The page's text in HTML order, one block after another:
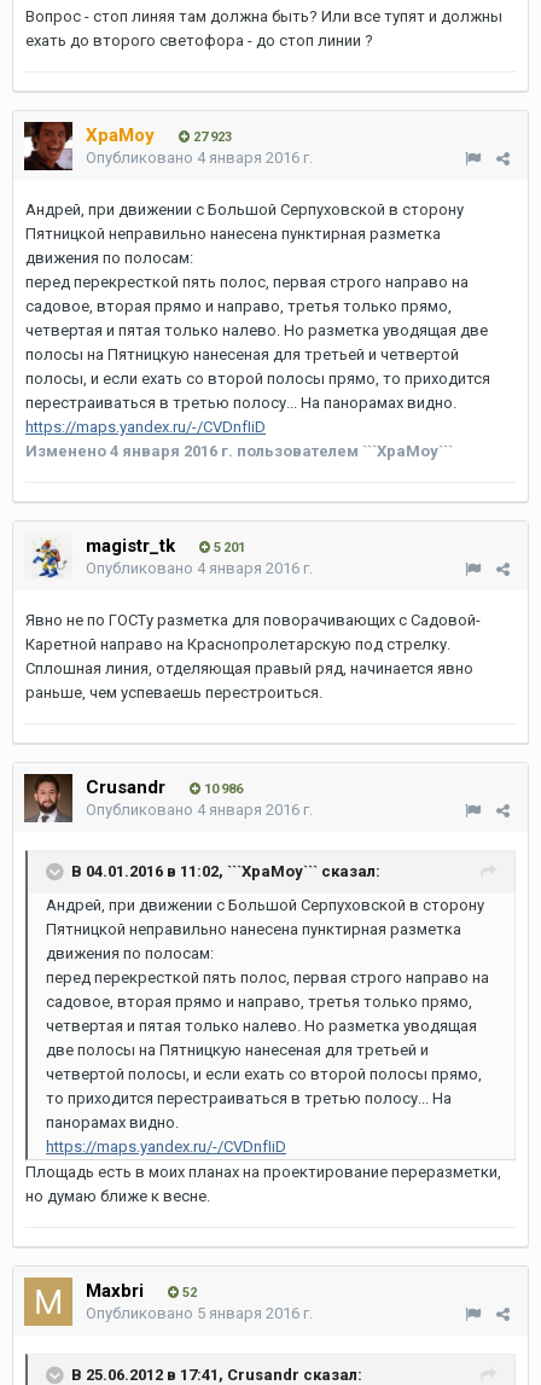
Вопрос - стоп линяя там должна быть? Или все тупят и должны
ехать до второго светофора - до стоп линии ?
XpaMoy 27 923
Опубликовано 4 января 2016 г.
Андрей, при движении с Большой Серпуховской в сторону
Пятницкой неправильно нанесена пунктирная разметка
движения по полосам:
перед перекресткой пять полос, первая строго направо на
садовое, вторая прямо и направо, третья только прямо,
четвертая и пятая только налево. Но разметка уводящая две
полосы на Пятницкую нанесеная для третьей и четвертой
полосы, и если ехать со второй полосы прямо, то приходится
перестраиваться в третью полосу... На панорамах видно.
https://maps.yandex.ru/-/CVDnfIiD
Изменено 4 января 2016 г. пользователем ```XpaMoy```
magistr_tk 5 201
Опубликовано 4 января 2016 г.
Явно не по ГОСТу разметка для поворачивающих с Садовой-
Каретной направо на Краснопролетарскую под стрелку.
Сплошная линия, отделяющая правый ряд, начинается явно
раньше, чем успеваешь перестроиться.
Crusandr 10 986
Опубликовано 4 января 2016 г.
В 04.01.2016 в 11:02, ```XpaMoy``` сказал:
Андрей, при движении с Большой Серпуховской в сторону
Пятницкой неправильно нанесена пунктирная разметка
движения по полосам:
перед перекресткой пять полос, первая строго направо на
садовое, вторая прямо и направо, третья только прямо,
четвертая и пятая только налево. Но разметка уводящая
две полосы на Пятницкую нанесеная для третьей и
четвертой полосы, и если ехать со второй полосы прямо,
то приходится перестраиваться в третью полосу... На
панорамах видно.
https://maps.yandex.ru/-/CVDnfIiD
Площадь есть в моих планах на проектирование переразметки,
но думаю ближе к весне.
Maxbri 52
Опубликовано 5 января 2016 г.
В 25.06.2012 в 17:41, Crusandr сказал: